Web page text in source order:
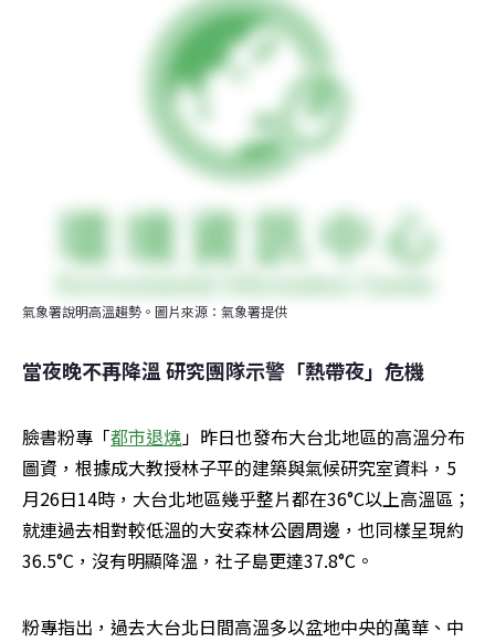
氣象署說明高溫趨勢。圖片來源：氣象署提供
當夜晚不再降溫 研究團隊示警「熱帶夜」危機
臉書粉專「都市退燒」昨日也發布大台北地區的高溫分布
圖資，根據成大教授林子平的建築與氣候研究室資料，5
月26日14時，大台北地區幾乎整片都在36°C以上高溫區；
就連過去相對較低溫的大安森林公園周邊，也同樣呈現約
36.5°C，沒有明顯降溫，社子島更達37.8°C。
粉專指出，過去大台北日間高溫多以盆地中央的萬華、中